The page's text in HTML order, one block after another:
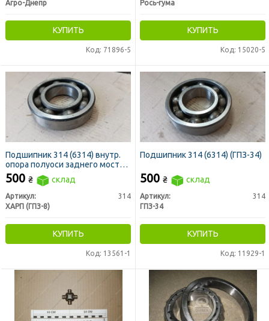
Агро-Днепр
КУПИТЬ
Код: 71896-5
Рось-гума
КУПИТЬ
Код: 15020-5
Подшипник 314 (6314) внутр.
опора полуоси заднего моста
МТЗ
500 ₴ склад
Артикул:
314
ХАРП (ГПЗ-8)
КУПИТЬ
Код: 13561-1
Подшипник 314 (6314) (ГПЗ-34)
500 ₴ склад
Артикул:
314
ГПЗ-34
КУПИТЬ
Код: 11929-1